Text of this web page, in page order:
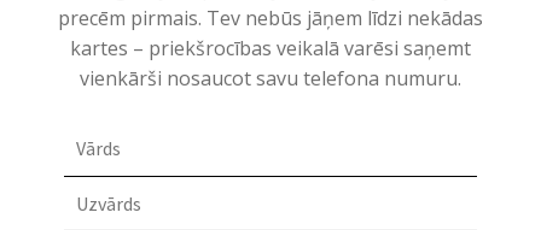
precēm pirmais. Tev nebūs jāņem līdzi nekādas
kartes – priekšrocības veikalā varēsi saņemt
vienkārši nosaucot savu telefona numuru.